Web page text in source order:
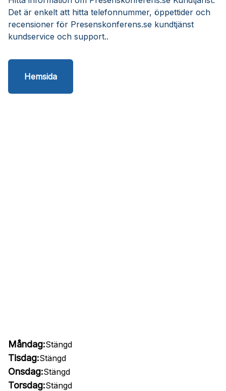
Det är enkelt att hitta telefonnummer, öppettider och
recensioner för Presenskonferens.se kundtjänst
kundservice och support..
Hemsida
Måndag:Stängd
Tisdag:Stängd
Onsdag:Stängd
Torsdag:Stängd